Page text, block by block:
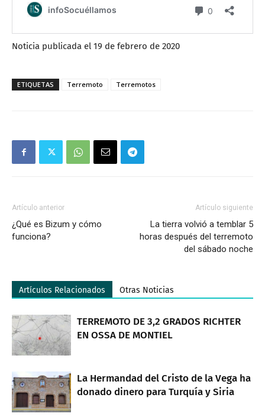
Noticia publicada el 19 de febrero de 2020
ETIQUETAS Terremoto Terremotos
Artículo anterior
¿Qué es Bizum y cómo
funciona?
Artículo siguiente
La tierra volvió a temblar 5
horas después del terremoto
del sábado noche
Artículos Relacionados Otras Noticias
TERREMOTO DE 3,2 GRADOS RICHTER
EN OSSA DE MONTIEL
La Hermandad del Cristo de la Vega ha
donado dinero para Turquía y Siria